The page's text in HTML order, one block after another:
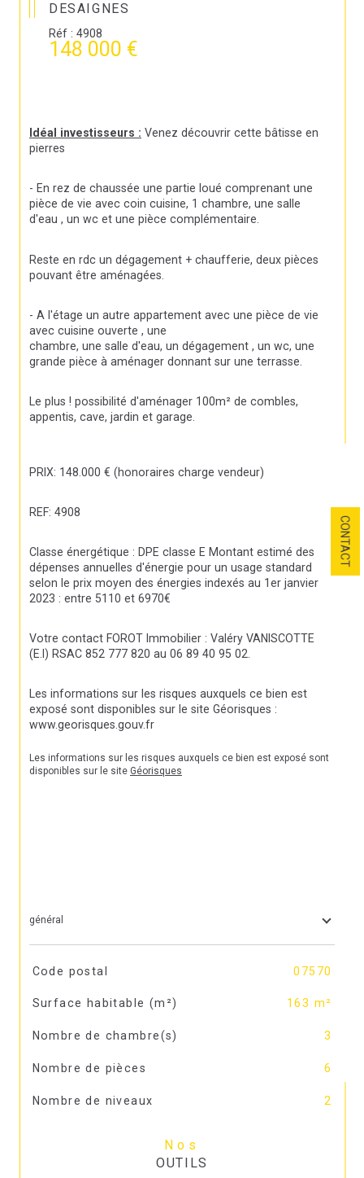
CONTACT
DESAIGNES
Réf : 4908
148 000 €
Idéal investisseurs : Venez découvrir cette bâtisse en
pierres
- En rez de chaussée une partie loué comprenant une
pièce de vie avec coin cuisine, 1 chambre, une salle
d'eau , un wc et une pièce complémentaire.
Reste en rdc un dégagement + chaufferie, deux pièces
pouvant être aménagées.
- A l'étage un autre appartement avec une pièce de vie
avec cuisine ouverte , une
chambre, une salle d'eau, un dégagement , un wc, une
grande pièce à aménager donnant sur une terrasse.
Le plus ! possibilité d'aménager 100m² de combles,
appentis, cave, jardin et garage.
PRIX: 148.000 € (honoraires charge vendeur)
REF: 4908
Classe énergétique : DPE classe E Montant estimé des
dépenses annuelles d'énergie pour un usage standard
selon le prix moyen des énergies indexés au 1er janvier
2023 : entre 5110 et 6970€
Votre contact FOROT Immobilier : Valéry VANISCOTTE
(E.I) RSAC 852 777 820 au 06 89 40 95 02.
Les informations sur les risques auxquels ce bien est
exposé sont disponibles sur le site Géorisques :
www.georisques.gouv.fr
Les informations sur les risques auxquels ce bien est exposé sont
disponibles sur le site Géorisques
général
TRAD_SIROCCO_Caracteristique
Code postal 07570
Surface habitable (m²) 163 m²
Nombre de chambre(s) 3
Nombre de pièces 6
Nombre de niveaux 2
Nos
OUTILS